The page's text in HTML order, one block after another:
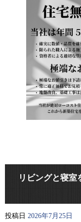
リビングと寝室
投稿日 2026年7月25日